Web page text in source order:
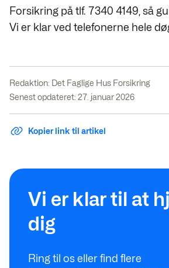
Forsikring på tlf. 7340 4149, så
Vi er klar ved telefonerne hele
Redaktion: Det Faglige Hus Forsikring
Senest opdateret: 27. januar 2026
Kopier link til artikel
Vi er klar til at
dig
Ring til os eller find flere